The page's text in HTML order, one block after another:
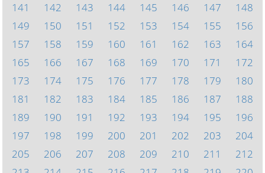
141
142 143 144 145 146 147
148
149
150 151 152 153 154 155
156
157
158 159 160 161 162 163
164
165
166 167 168 169 170 171
172
173
174 175 176 177 178 179
180
181
182 183 184 185 186 187
188
189
190 191 192 193 194 195
196
197
198 199 200 201 202 203
204
205
206 207 208 209 210 211
212